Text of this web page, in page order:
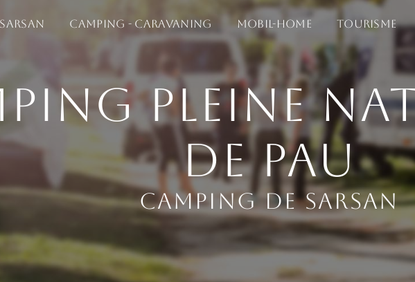
Camping - Caravaning Mobil-home Tourisme
pleine
de Pau
Camping de Sarsan